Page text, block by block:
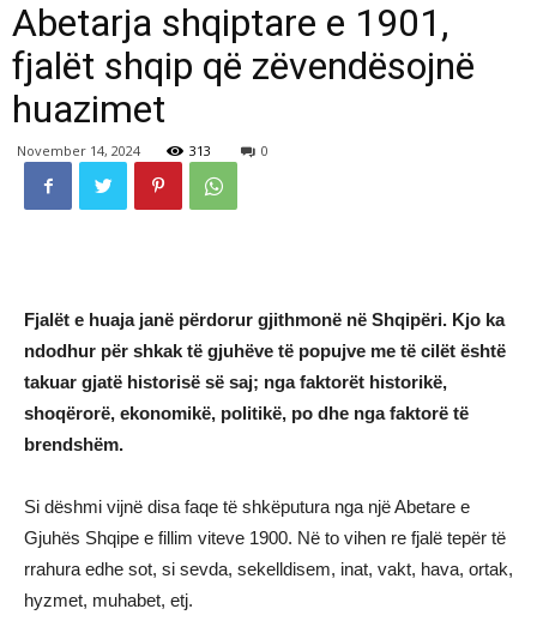
Abetarja shqiptare e 1901,
fjalët shqip që zëvendësojnë
huazimet
November 14, 2024 313 0
Fjalët e huaja janë përdorur gjithmonë në Shqipëri. Kjo ka
ndodhur për shkak të gjuhëve të popujve me të cilët është
takuar gjatë historisë së saj; nga faktorët historikë,
shoqërorë, ekonomikë, politikë, po dhe nga faktorë të
brendshëm.
Si dëshmi vijnë disa faqe të shkëputura nga një Abetare e
Gjuhës Shqipe e fillim viteve 1900. Në to vihen re fjalë tepër të
rrahura edhe sot, si sevda, sekelldisem, inat, vakt, hava, ortak,
hyzmet, muhabet, etj.